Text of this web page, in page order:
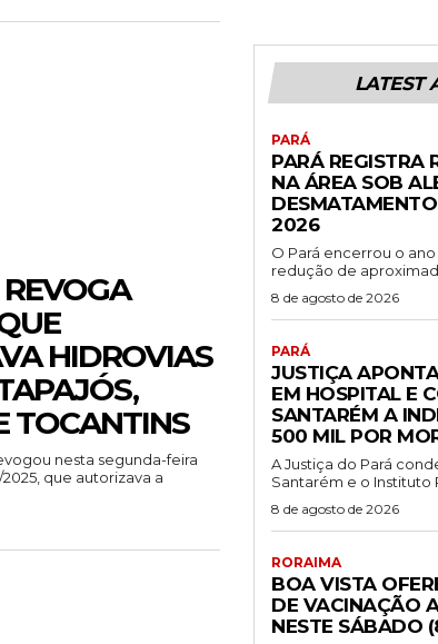
HIDROVIAS
TOCANTINS
nesta segunda-feira
que autorizava a
LATEST
PARÁ
PARÁ REGISTRA
NA ÁREA SOB
2026
O Pará encerrou o
redução de
8 de agosto de 2026
PARÁ
JUSTIÇA
EM HOSPITAL E
SANTARÉM A
500 MIL POR
A Justiça do Pará
Santarém e o Instituto
8 de agosto de 2026
RORAIMA
BOA VISTA
DE VACINAÇÃO
NESTE SÁBADO